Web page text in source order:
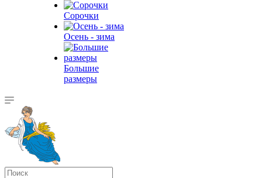
Сорочки
Oсень - зима
Большие
размеры